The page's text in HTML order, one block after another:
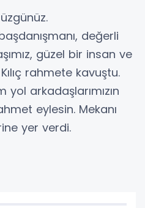
değerli
güzel bir insan ve
rahmete kavuştu.
arkadaşlarımızın
eylesin. Mekanı
yer verdi.